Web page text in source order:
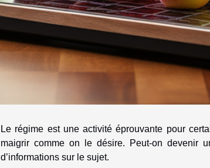
Le régime est une activité éprouvante pour
maigrir comme on le désire. Peut-on devenir
d’informations sur le sujet.